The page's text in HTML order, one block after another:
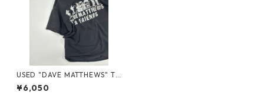
USED "DAVE MATTHEWS" TE
E
¥6,050